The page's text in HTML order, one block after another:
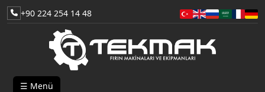
+90 224 254 14 48
☰ Menü